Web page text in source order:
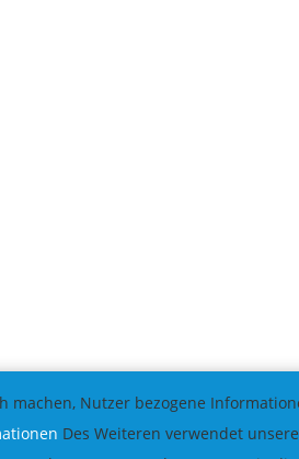
machen, Nutzer bezogene
Des Weiteren verwendet